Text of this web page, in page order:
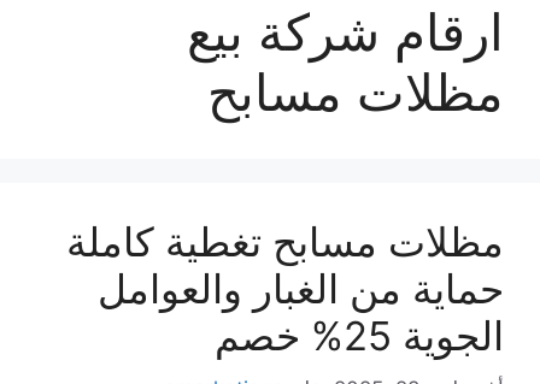
ارقام شركة بيع
مظلات مسابح
مظلات مسابح تغطية كاملة
حماية من الغبار والعوامل
الجوية 25% خصم